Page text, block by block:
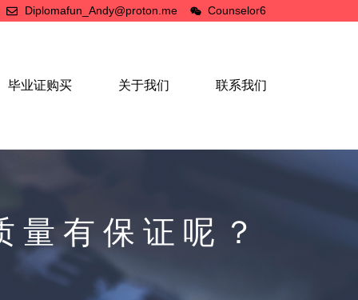
Diplomafun_Andy@proton.me Counselor6
毕业证购买 关于我们 联系我们
有保证呢？